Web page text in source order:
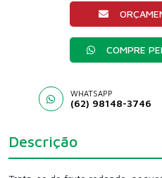
COMPRE
WHATSAPP
(62) 98148-3746
Descrição